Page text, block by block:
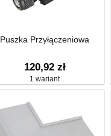
Puszka Przyłączeniowa
120,92 zł
1 wariant